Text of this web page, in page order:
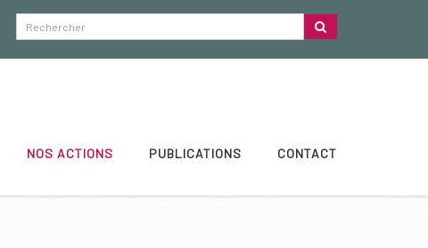
NOS ACTIONS PUBLICATIONS CONTACT